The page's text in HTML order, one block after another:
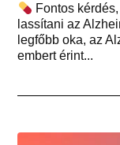
Fontos
lassítani az
legfőbb oka, az
embert érint...